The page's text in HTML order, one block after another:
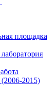
площадка
2015)